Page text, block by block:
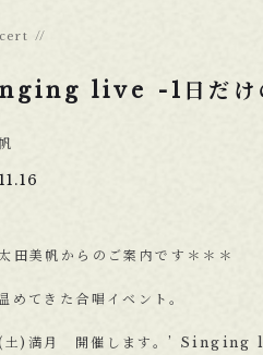
live -1日だけ
田美帆からのご案内です＊＊＊
めてきた合唱イベント。
)満月 開催します。’ Singing